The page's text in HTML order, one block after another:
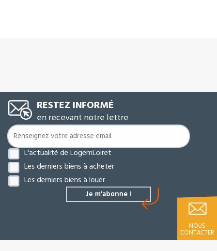
RESTEZ INFORMÉ
en recevant notre lettre
L'actualité de LogemLoiret
Les derniers biens à acheter
Les derniers biens à louer
NOUS
CONTACTER